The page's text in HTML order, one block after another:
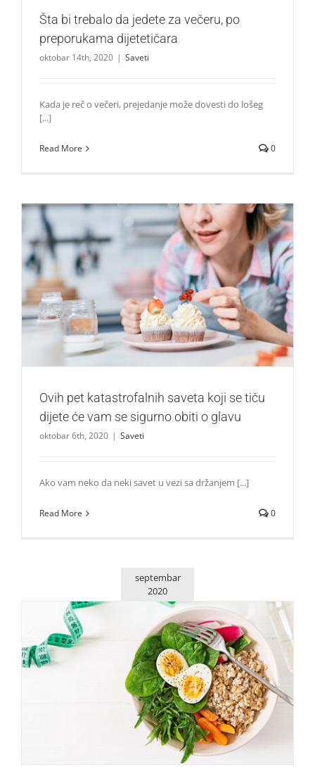
Šta bi trebalo da jedete za večeru, po
preporukama dijetetičara
oktobar 14th, 2020 | Saveti
Kada je reč o večeri, prejedanje može dovesti do lošeg
[...]
Read More 0
Ovih pet katastrofalnih saveta koji se tiču dijete će vam se
sigurno obiti o glavu
Saveti
Ovih pet katastrofalnih saveta koji se tiču
dijete će vam se sigurno obiti o glavu
oktobar 6th, 2020 | Saveti
Ako vam neko da neki savet u vezi sa držanjem [...]
Read More 0
septembar
2020
Stvari koje treba da imate na umu ako želite da smršate
Saveti